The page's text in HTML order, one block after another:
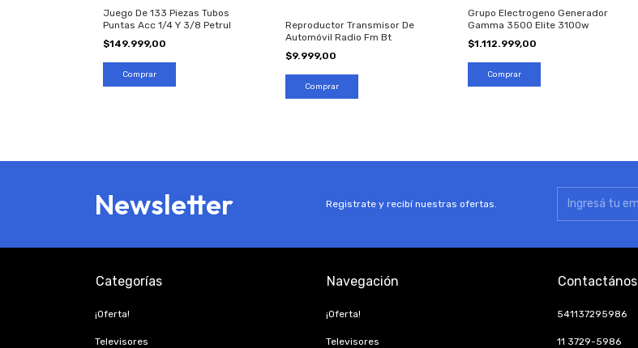
Juego De 133 Piezas Tubos
Puntas Acc 1/4 Y 3/8 Petrul
$149.999,00
Reproductor Transmisor De
Automóvil Radio Fm Bt
$9.999,00
Grupo Electrogeno Generador
Gamma 3500 Elite 3100w
$1.112.999,00
Newsletter Registrate y recibí nuestras ofertas.
Categorías
¡Oferta!
Televisores
Navegación
¡Oferta!
Televisores
Contactános
541137295986
11 3729-5986